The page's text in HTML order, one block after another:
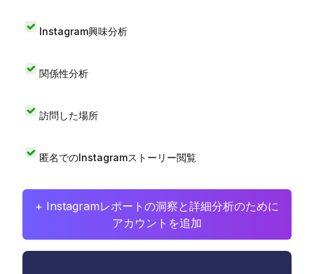
Instagram興味分析
関係性分析
訪問した場所
匿名でのInstagramストーリー閲覧
+ Instagramレポートの洞察と詳細分析のために
アカウントを追加